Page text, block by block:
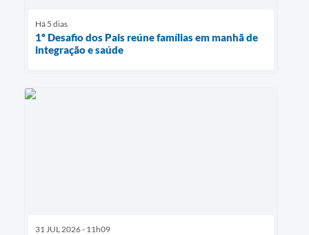
Há 5 dias
1º Desafio dos Pais reúne famílias em manhã de
integração e saúde
31 JUL 2026 - 11h09